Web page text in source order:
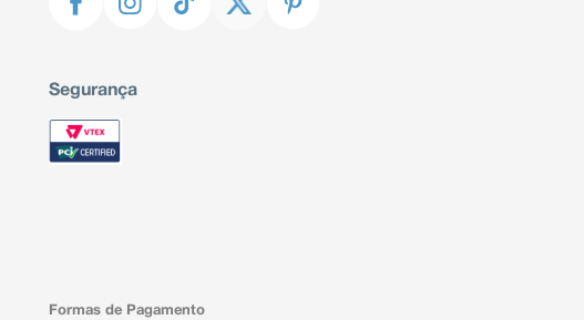
Segurança
Formas de Pagamento